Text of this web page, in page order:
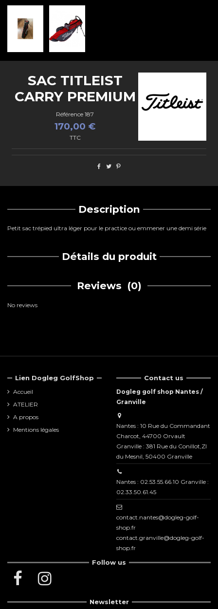
SAC TITLEIST
CARRY PREMIUM
Référence 187
170,00 €
TTC
Description
Petit sac trépied ultra léger pour le practice ou emmener une demi série
Détails du produit
Reviews (0)
No reviews
Lien Dogleg GolfShop
Accueil
ATELIER
A propos
Mentions légales
Contact us
Dogleg golf shop Nantes /
Granville
Nantes : 10 Rue du Commandant
Charcot, 44700 Orvault
Granville : 381 Rue du Conillot,ZI
du Mesnil, 50400 Granville
Nantes : 02.53.55.66.10 Granville :
02.33.50.61.45
contact.nantes@dogleg-golf-
shop.fr
contact.granville@dogleg-golf-
shop.fr
Follow us
Newsletter